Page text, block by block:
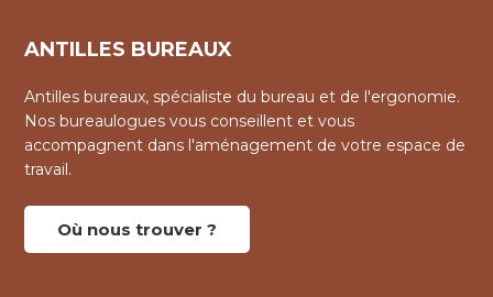
ANTILLES BUREAUX
Antilles bureaux, spécialiste du bureau et de l'ergonomie.
Nos bureaulogues vous conseillent et vous
accompagnent dans l'aménagement de votre espace de
travail.
Où nous trouver ?